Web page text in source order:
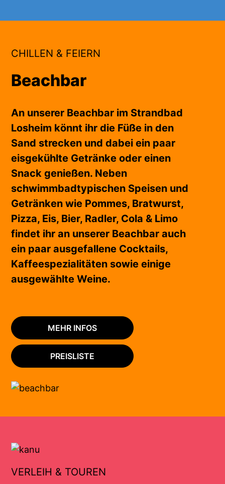
CHILLEN & FEIERN
Beachbar
An unserer Beachbar im Strandbad
Losheim könnt ihr die Füße in den
Sand strecken und dabei ein paar
eisgekühlte Getränke oder einen
Snack genießen. Neben
schwimmbadtypischen Speisen und
Getränken wie Pommes, Bratwurst,
Pizza, Eis, Bier, Radler, Cola & Limo
findet ihr an unserer Beachbar auch
ein paar ausgefallene Cocktails,
Kaffeespezialitäten sowie einige
ausgewählte Weine.
MEHR INFOS
PREISLISTE
VERLEIH & TOUREN